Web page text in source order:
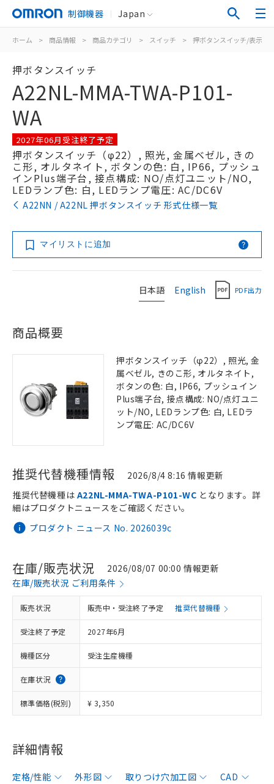
制御機器 Japan
ホーム > 商品情報 > 商品カテゴリ > スイッチ > 押ボタンスイッチ/表示灯
押ボタンスイッチ
A22NL-MMA-TWA-P101-
WA
2027年06月受注終了予定
押ボタンスイッチ（φ22）, 照光, 金属ベゼル, きの
こ形, オルタネイト, ボタンの色: 白, IP66, プッシュ
インPlus端子台, 接点構成: NO/点灯ユニット/NO,
LEDランプ色: 白, LEDランプ電圧: AC/DC6V
A22NN / A22NL 押ボタンスイッチ 形式仕様一覧
マイリストに追加
日本語 English PDF出力
商品概要
押ボタンスイッチ（φ22）, 照光, 金
属ベゼル, きのこ形, オルタネイト,
ボタンの色: 白, IP66, プッシュイン
Plus端子台, 接点構成: NO/点灯ユニ
ット/NO, LEDランプ色: 白, LEDラ
ンプ電圧: AC/DC6V
推奨代替機種情報 2026/8/4 8:16 情報更新
プロダクト ニュース No. 2026039c
推奨代替機種は A22NL-MMA-TWA-P101-WC となります。詳
細はプロダクトニュースをご確認ください。
在庫/販売状況
2026/08/07 00:00 情報更新
在庫/販売状況 ご利用条件
販売状況 販売中・受注終了予定 推奨代替機種
受注終了予定 2027年6月
機種区分 受注生産機種
在庫状況
標準価格(税別) ¥ 3,350
詳細情報
定格/性能 外形図 取りつけ穴加工図
CAD